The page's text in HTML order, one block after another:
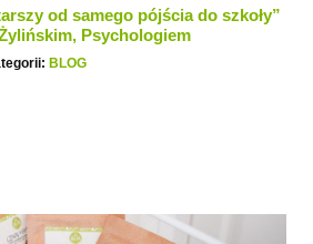
od samego pójścia do szkoły”
Psychologiem
BLOG